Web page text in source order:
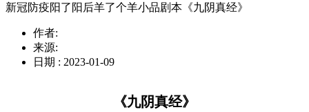
新冠防疫阳了阳后羊了个羊小品剧本《九阴真经》
作者:
来源:
日期 : 2023-01-09
《九阴真经》